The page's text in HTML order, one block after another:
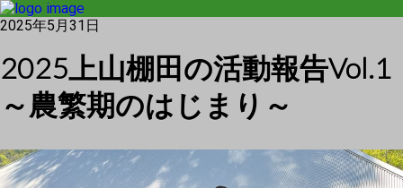
2025年5月31日
2025上山棚田の活動報告Vol.1
～農繁期のはじまり～